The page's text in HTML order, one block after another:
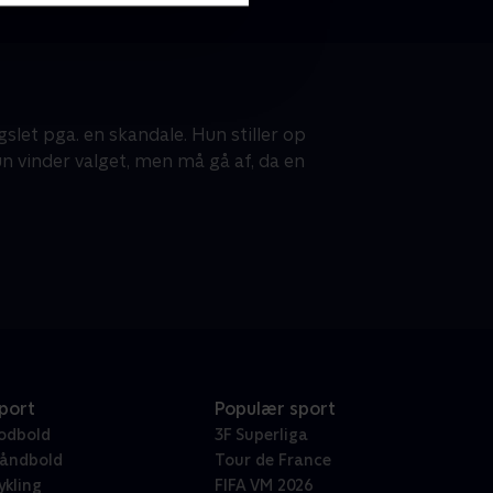
pga. en skandale. Hun stiller op
valget, men må gå af, da en
Populær sport
3F Superliga
Tour de France
FIFA VM 2026